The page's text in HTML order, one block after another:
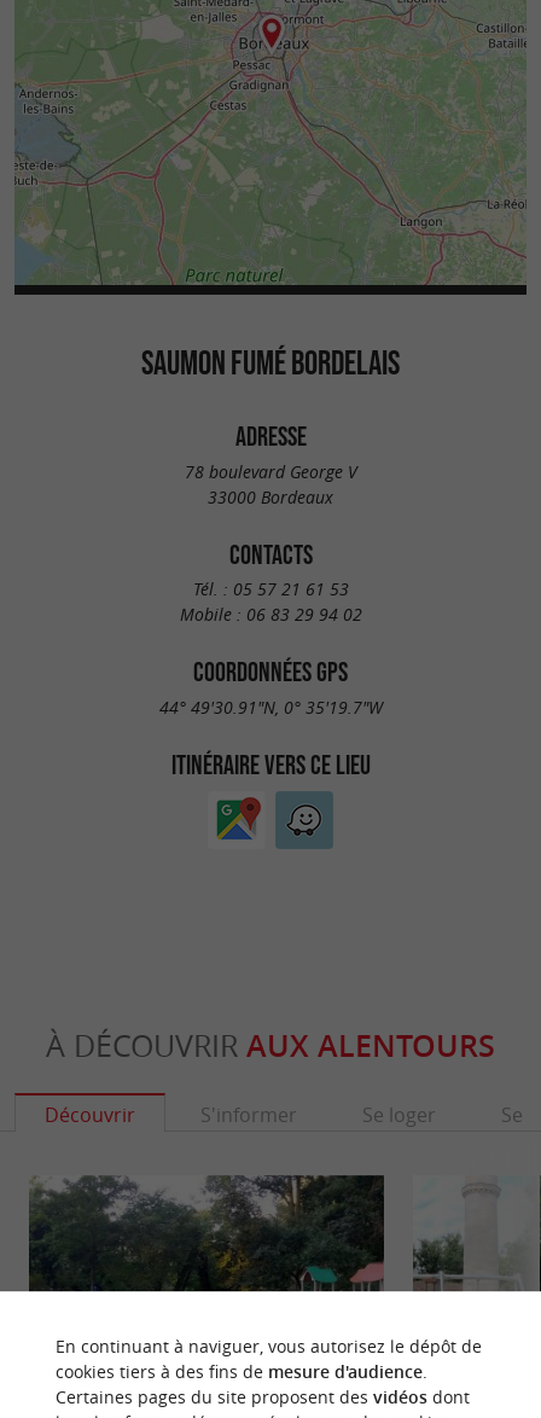
SAUMON FUMÉ BORDELAIS
ADRESSE
78 boulevard George V
33000 Bordeaux
CONTACTS
Tél. : 05 57 21 61 53
Mobile : 06 83 29 94 02
COORDONNÉES GPS
44° 49'30.91"N, 0° 35'19.7"W
ITINÉRAIRE VERS CE LIEU
À DÉCOUVRIR AUX ALENTOURS
Découvrir S'informer Se loger Se
En continuant à naviguer, vous autorisez le dépôt de
cookies tiers à des fins de mesure d'audience.
Certaines pages du site proposent des vidéosdont